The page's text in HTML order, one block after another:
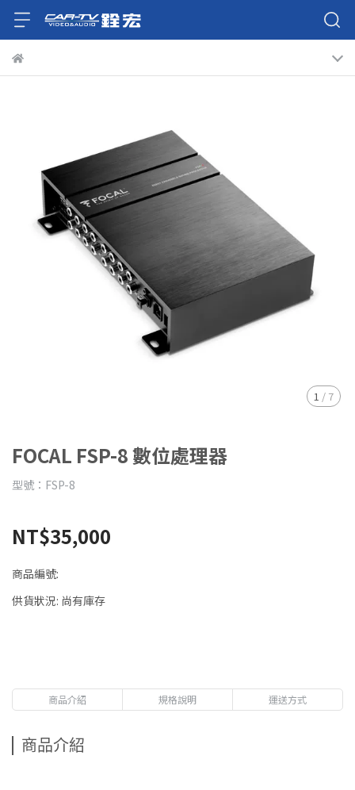
1 / 7
FOCAL FSP-8 數位處理器
型號：FSP-8
NT$35,000
商品編號:
供貨狀況: 尚有庫存
商品介紹 規格說明 運送方式
商品介紹